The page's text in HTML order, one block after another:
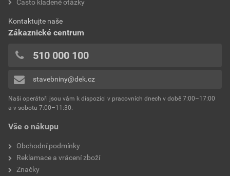
Vše o nákupu
Obchodní podmínky
Reklamace a vrácení zboží
Značky
Často kladené otázky
Kontaktujte naše
Zákaznické centrum
510 000 100
stavebniny@dek.cz
Naši operátoři jsou vám k dispozici v pracovních dnech v době 7:00–17:00
a v sobotu 7:00–11:30.